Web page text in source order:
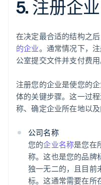
5. 注册企业
在决定最合适的结构之
的企业。通常情况下，
公室提交文件并支付费用
注册您的企业是使您的
体的关键步骤。这一过
称、确定企业所在地以
公司名称
您的企业名称是您在
称。这也是您的品牌
独一无二的，且目前
标。这通常需要在所